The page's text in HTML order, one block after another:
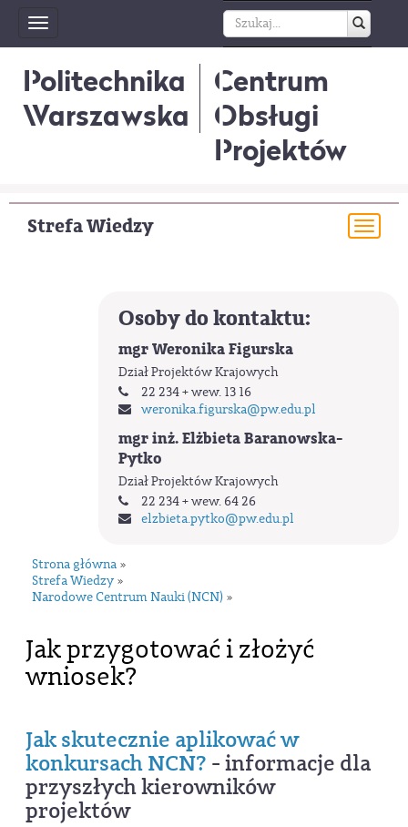
Toggle
navigation
Politechnika
Warszawska
Centrum
Obsługi
Projektów
Strefa Wiedzy
Osoby do kontaktu:
mgr Weronika Figurska
Dział Projektów Krajowych
22 234 + wew. 13 16
weronika.figurska@pw.edu.pl
mgr inż. Elżbieta Baranowska-
Pytko
Dział Projektów Krajowych
22 234 + wew. 64 26
elzbieta.pytko@pw.edu.pl
Strona główna »
Strefa Wiedzy »
Narodowe Centrum Nauki (NCN) »
Jak przygotować i złożyć
wniosek?
Jak skutecznie aplikować w
konkursach NCN? - informacje dla
przyszłych kierowników
projektów